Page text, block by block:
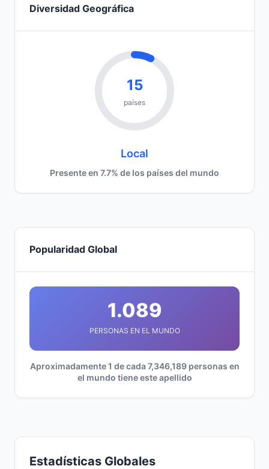
Diversidad Geográfica
15
países
Local
Presente en 7.7% de los países del mundo
Popularidad Global
1.089
PERSONAS EN EL MUNDO
Aproximadamente 1 de cada 7,346,189 personas en
el mundo tiene este apellido
Estadísticas Globales